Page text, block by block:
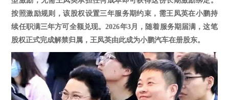
按照激励规则，该股权设置三年服务期约束，需王凤英在小鹏持
续任职满三年方可全额兑现。2026年3月，随着服务期届满，这笔
股权正式完成解禁归属，王凤英由此成为小鹏汽车在册股东。